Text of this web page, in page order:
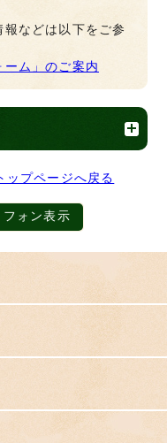
報などは以下をご参
ム」のご案内
トップページへ戻る
フォン表示